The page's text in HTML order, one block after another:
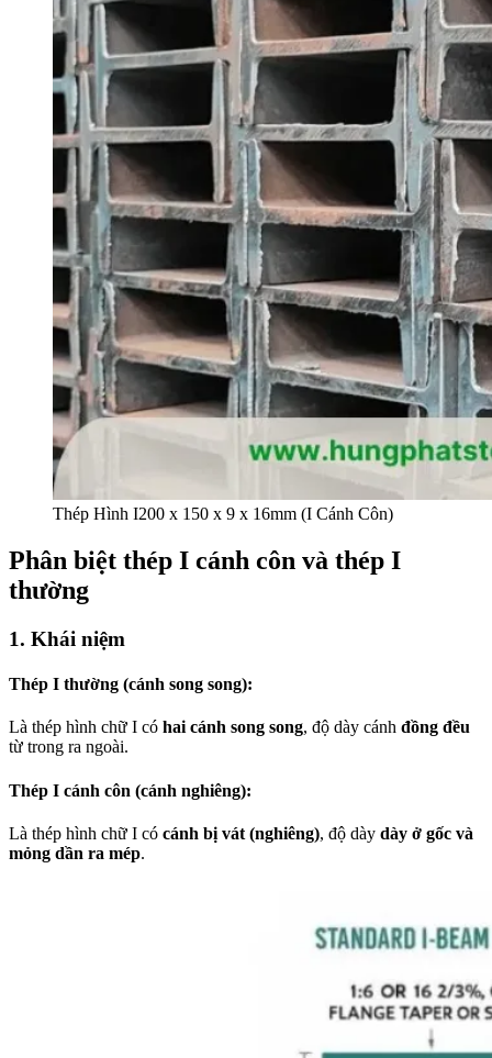
Thép Hình I200 x 150 x 9 x 16mm (I Cánh Côn)
Phân biệt thép I cánh côn và thép I
thường
1. Khái niệm
Thép I thường (cánh song song):
Là thép hình chữ I có hai cánh song song, độ dày cánh đồng đều
từ trong ra ngoài.
Thép I cánh côn (cánh nghiêng):
Là thép hình chữ I có cánh bị vát (nghiêng), độ dày dày ở gốc và
mỏng dần ra mép.